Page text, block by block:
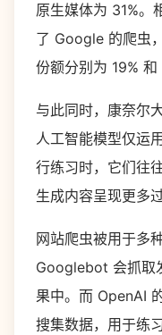
原生媒体为 31%。
了 Google 的爬虫
份额分别为 19% 和
与此同时，康奈尔
人工智能模型仅运
行练习时，它们往
生成内容呈现更多
网站爬虫被用于多
Googlebot 会抓取
果中。而 OpenAI
搜集数据，用于练